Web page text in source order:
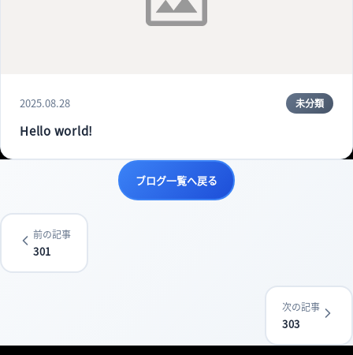
2025.08.28 未分類
Hello world!
前の記事
301
ブログ一覧へ戻る
次の記事
303